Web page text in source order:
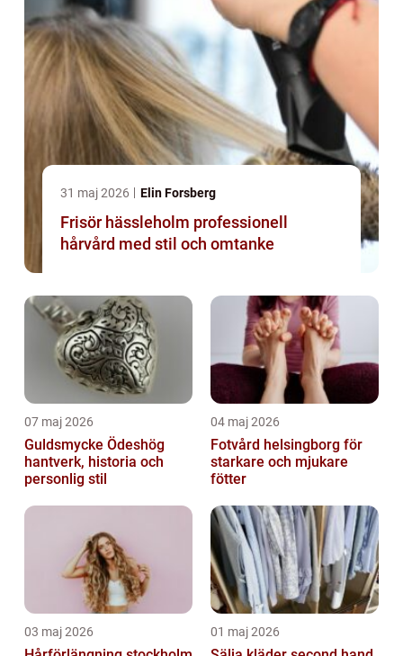
31 maj 2026 Elin Forsberg
Frisör hässleholm professionell
hårvård med stil och omtanke
07 maj 2026
Guldsmycke Ödeshög
hantverk, historia och
personlig stil
04 maj 2026
Fotvård helsingborg för
starkare och mjukare
fötter
03 maj 2026 01 maj 2026